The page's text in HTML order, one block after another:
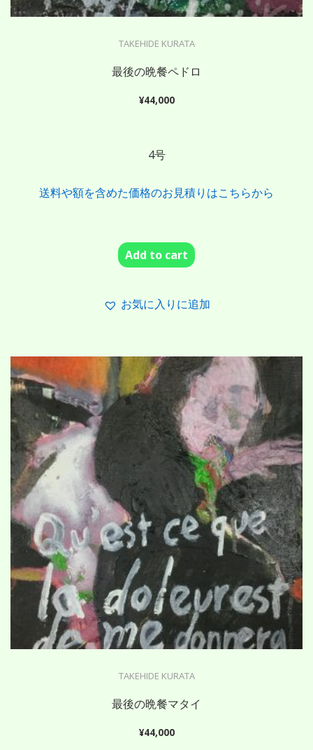
TAKEHIDE KURATA
最後の晩餐ペドロ
¥44,000
4号
送料や額を含めた価格のお見積りはこちらから
Add to cart
お気に入りに追加
TAKEHIDE KURATA
最後の晩餐マタイ
¥44,000